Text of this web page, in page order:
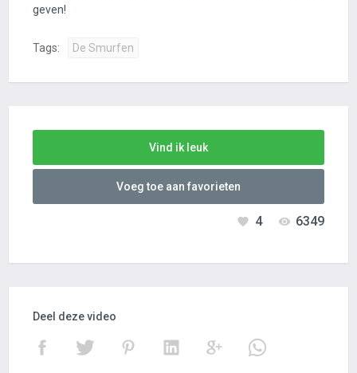
geven!
Tags: De Smurfen
Vind ik leuk
Voeg toe aan favorieten
6349
4
Deel deze video